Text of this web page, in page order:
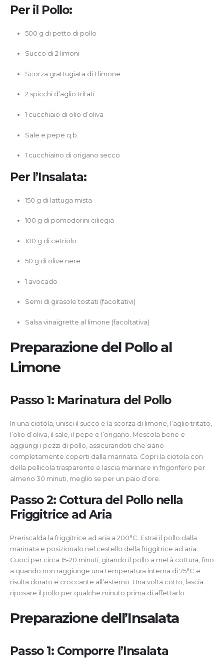
Per il Pollo:
500 g di petto di pollo
Succo di 2 limoni
Scorza grattugiata di 1 limone
2 spicchi d’aglio tritati
1 cucchiaio di olio d’oliva
Sale e pepe q.b.
1 cucchiaino di origano secco
Per l’Insalata:
150 g di lattuga mista
100 g di pomodorini ciliegia
100 g di cetriolo
50 g di olive nere
1 avocado
Semi di girasole tostati (facoltativi)
Salsa vinaigrette al limone (facoltativa)
Preparazione del Pollo al
Limone
Passo 1: Marinatura del Pollo
In una ciotola, unisci il succo e la scorza di limone, l’aglio tritato,
l’olio d’oliva, il sale, il pepe e l’origano. Mescola bene e
aggiungi i pezzi di pollo, assicurandoti che siano
completamente coperti dalla marinata. Copri la ciotola con
della pellicola trasparente e lascia marinare in frigorifero per
almeno 30 minuti, meglio se per un paio d’ore.
Passo 2: Cottura del Pollo nella
Friggitrice ad Aria
Preriscalda la friggitrice ad aria a 200°C. Estrai il pollo dalla
marinata e posizionalo nel cestello della friggitrice ad aria.
Cuoci per circa 15-20 minuti, girando il pollo a metà cottura, fino
a quando non raggiunge una temperatura interna di 75°C e
risulta dorato e croccante all’esterno. Una volta cotto, lascia
riposare il pollo per qualche minuto prima di affettarlo.
Preparazione dell’Insalata
Passo 1: Comporre l’Insalata